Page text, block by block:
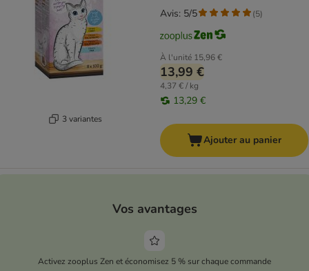
3 variantes
À l'unité 15,96 €
13,99 €
4,37 € / kg
13,29 €
Avis: 5/5 (5)
Ajouter au panier
Vos avantages
Activez zooplus Zen et économisez 5 % sur chaque commande